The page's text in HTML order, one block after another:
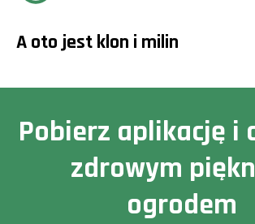
A oto jest klon i milin
Pobierz aplikację i
zdrowym
ogrodem